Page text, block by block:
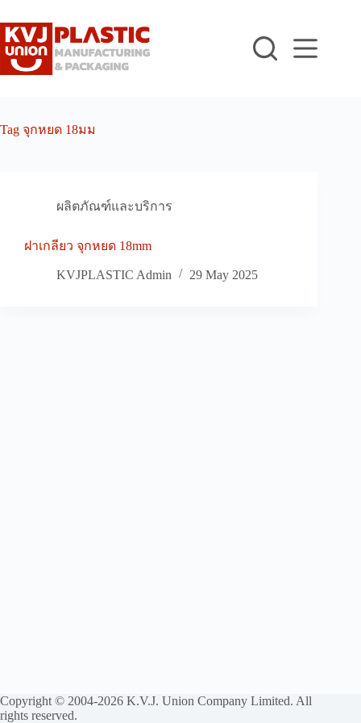
to
content
Tag จุกหยด 18มม
ผลิตภัณฑ์และบริการ
ฝาเกลียว จุกหยด 18mm
KVJPLASTIC Admin 29 May 2025
Copyright © 2004-2026 K.V.J. Union Company Limited. All
rights reserved.